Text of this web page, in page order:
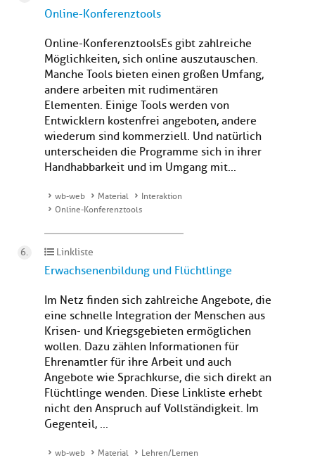
Online-Konferenztools
Online-KonferenztoolsEs gibt zahlreiche
Möglichkeiten, sich online auszutauschen.
Manche Tools bieten einen großen Umfang,
andere arbeiten mit rudimentären
Elementen. Einige Tools werden von
Entwicklern kostenfrei angeboten, andere
wiederum sind kommerziell. Und natürlich
unterscheiden die Programme sich in ihrer
Handhabbarkeit und im Umgang mit...
wb-web Material
Interaktion
Online-Konferenztools
Linkliste
Erwachsenenbildung und Flüchtlinge
Im Netz finden sich zahlreiche Angebote, die
eine schnelle Integration der Menschen aus
Krisen- und Kriegsgebieten ermöglichen
wollen. Dazu zählen Informationen für
Ehrenamtler für ihre Arbeit und auch
Angebote wie Sprachkurse, die sich direkt an
Flüchtlinge wenden. Diese Linkliste erhebt
nicht den Anspruch auf Vollständigkeit. Im
Gegenteil, ...
wb-web Material
Lehren/Lernen